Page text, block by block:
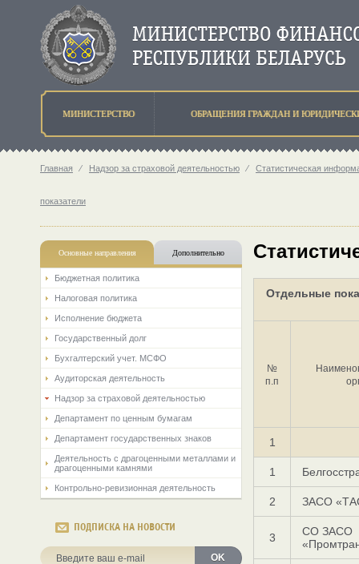
МИНИСТЕРСТВО ОБРАЩЕНИЯ ГРАЖДАН И
Главная ⁄ Надзор за страховой деятельностью ⁄ Статистическая
показатели
Основные направления Дополнительно
Бюджетная политика
Налоговая политика
Исполнение бюджета
Государственный долг
Бухгалтерский учет. МСФО
Аудиторская деятельность
Надзор за страховой деятельностью
Департамент по ценным бумагам
Департамент государственных знаков
Деятельность с драгоценными металлами и
драгоценными камнями
Контрольно-ревизионная деятельность
ПОДПИСКА НА НОВОСТИ
OK
Отдельные
№
п.п
1
1
2 ЗАСО
3
СО ЗАСО